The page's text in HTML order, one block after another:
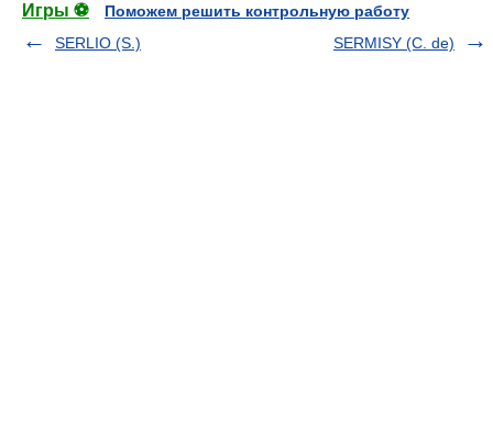
Игры ⚽
Поможем решить контрольную работу
SERLIO (S.)
SERMISY (C. de)